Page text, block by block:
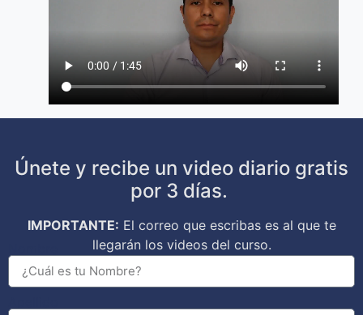
Únete y recibe un video diario gratis
por 3 días.
IMPORTANTE: El correo que escribas es al que te
llegarán los videos del curso.